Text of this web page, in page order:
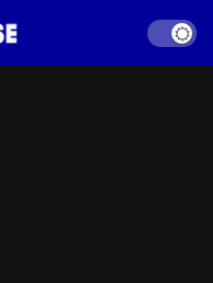
Dark